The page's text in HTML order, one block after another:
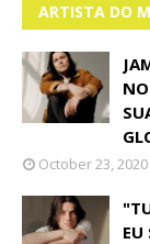
ARTISTA DO
October 23, 2020
EU